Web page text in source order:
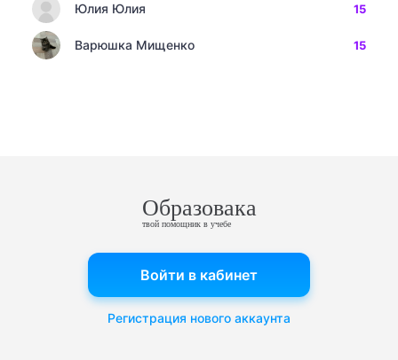
Юлия Юлия 15
Варюшка Мищенко 15
Образовака
твой помощник в учебе
Войти в кабинет
Регистрация нового аккаунта